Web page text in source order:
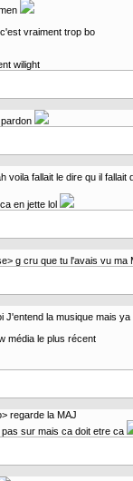
vraiment trop bo
wilight
voila fallait le dire qu il fallait
en jette lol
g cru que tu l'avais vu ma
J'entend la musique mais
média le plus récent
regarde la MAJ
pas sur mais ca doit etre ca